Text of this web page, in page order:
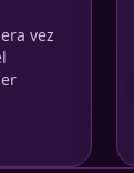
vez